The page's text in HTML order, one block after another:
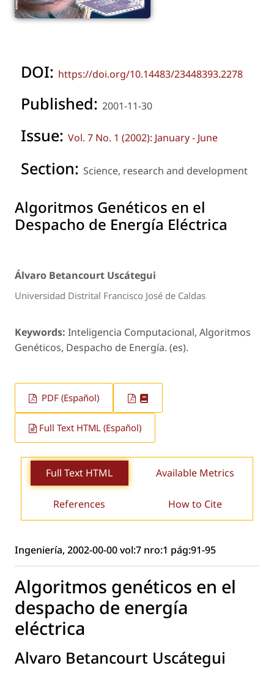
DOI: https://doi.org/10.14483/23448393.2278
Published: 2001-11-30
Issue: Vol. 7 No. 1 (2002): January - June
Section: Science, research and development
Algoritmos Genéticos en el
Despacho de Energía Eléctrica
Álvaro Betancourt Uscátegui
Universidad Distrital Francisco José de Caldas
Keywords: Inteligencia Computacional, Algoritmos
Genéticos, Despacho de Energía. (es).
PDF (Español)
Full Text HTML (Español)
Full Text HTML Available Metrics
References How to Cite
Ingeniería, 2002-00-00 vol:7 nro:1 pág:91-95
Algoritmos genéticos en el
despacho de energía
eléctrica
Alvaro Betancourt Uscátegui